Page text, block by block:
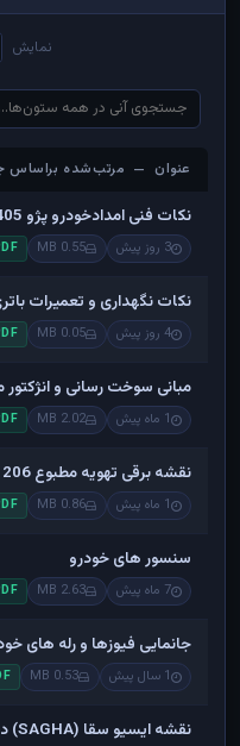
نمایش
عنوان — مرتب‌شده براساس
عنوان — مرتب‌شده براساس
نکات فنی امدادخودرو پژو 405 و پارس و سمند
3 روز پیش 0.55 MB
نکات نگهداری و تعمیرات
4 روز پیش 0.05 MB
مبانی سوخت رسانی و
1 ماه پیش 2.02 MB
نقشه برقی تهویه مطبوع 206 اکوماکس با ایسیو MAW
1 ماه پیش 0.86 MB
سنسور های خودرو
7 ماه پیش 2.63 MB
جانمایی فیوزها و رله های
1 سال پیش 0.53 MB
نقشه ایسیو سقا (SAGHA) دنا EF7